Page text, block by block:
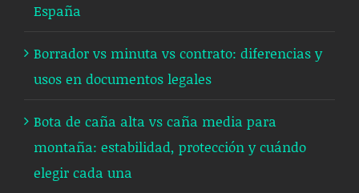
España
Borrador vs minuta vs contrato: diferencias y
usos en documentos legales
Bota de caña alta vs caña media para
montaña: estabilidad, protección y cuándo
elegir cada una